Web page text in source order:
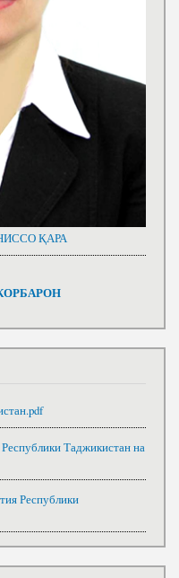
ҚАРА
Таджикистан на
Республики